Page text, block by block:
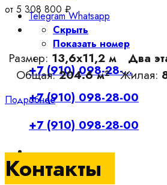
Telegram Whatsapp
Скрыть
Показать номер
+7 (910) 098-28-...
+7 (910) 098-28-00
+7 (910) 098-28-00
от 5 308 800 ₽
Размер: 13,6х11,2 м
Два
Общая:204.6 м² Жилая:
Подробнее
Контакты